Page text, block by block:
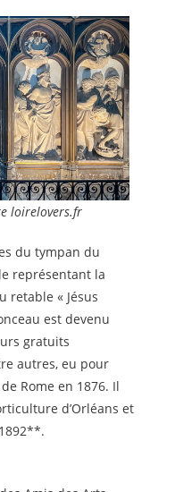
loirelovers.fr
du tympan du
représentant la
retable « Jésus
est devenu
gratuits
autres, eu pour
Rome en 1876. Il
d’Orléans et